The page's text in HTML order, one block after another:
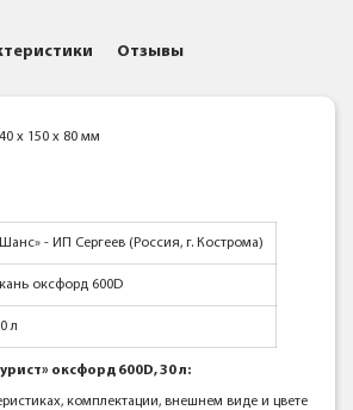
Отзывы
x 150 x 80 мм
- ИП Сергеев (Россия, г. Кострома)
оксфорд 600D
л
оксфорд 600D, 30 л:
комплектации, внешнем виде и цвете